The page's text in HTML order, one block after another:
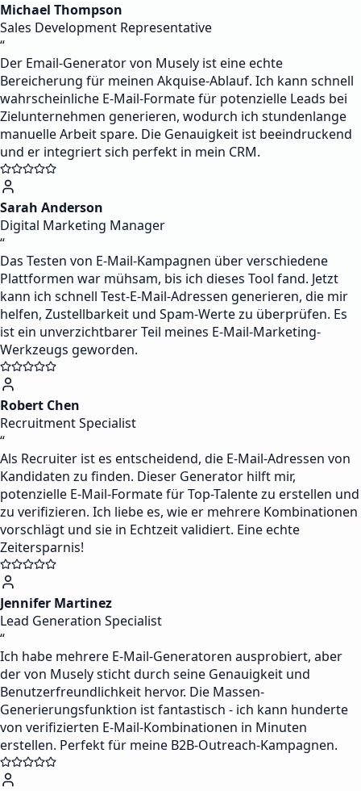
Michael Thompson
Sales Development Representative
“
Der Email-Generator von Musely ist eine echte
Bereicherung für meinen Akquise-Ablauf. Ich kann schnell
wahrscheinliche E-Mail-Formate für potenzielle Leads bei
Zielunternehmen generieren, wodurch ich stundenlange
manuelle Arbeit spare. Die Genauigkeit ist beeindruckend
und er integriert sich perfekt in mein CRM.
Sarah Anderson
Digital Marketing Manager
“
Das Testen von E-Mail-Kampagnen über verschiedene
Plattformen war mühsam, bis ich dieses Tool fand. Jetzt
kann ich schnell Test-E-Mail-Adressen generieren, die mir
helfen, Zustellbarkeit und Spam-Werte zu überprüfen. Es
ist ein unverzichtbarer Teil meines E-Mail-Marketing-
Werkzeugs geworden.
Robert Chen
Recruitment Specialist
“
Als Recruiter ist es entscheidend, die E-Mail-Adressen von
Kandidaten zu finden. Dieser Generator hilft mir,
potenzielle E-Mail-Formate für Top-Talente zu erstellen und
zu verifizieren. Ich liebe es, wie er mehrere Kombinationen
vorschlägt und sie in Echtzeit validiert. Eine echte
Zeitersparnis!
Jennifer Martinez
Lead Generation Specialist
“
Ich habe mehrere E-Mail-Generatoren ausprobiert, aber
der von Musely sticht durch seine Genauigkeit und
Benutzerfreundlichkeit hervor. Die Massen-
Generierungsfunktion ist fantastisch - ich kann hunderte
von verifizierten E-Mail-Kombinationen in Minuten
erstellen. Perfekt für meine B2B-Outreach-Kampagnen.